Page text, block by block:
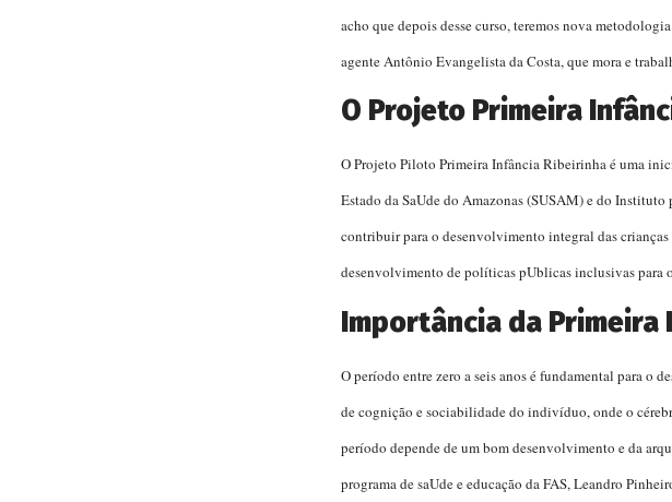
acho que depois desse curso, teremos nova
agente Antônio Evangelista da Costa, que mora e
O Projeto Primeira
O Projeto Piloto Primeira Infância Ribeirinha é uma
Estado da SaUde do Amazonas (SUSAM) e do
contribuir para o desenvolvimento integral das
desenvolvimento de políticas pUblicas inclusivas para
Importância da Primeira
O período entre zero a seis anos é fundamental para o
de cognição e sociabilidade do indivíduo, onde o
período depende de um bom desenvolvimento e da
programa de saUde e educação da FAS, Leandro